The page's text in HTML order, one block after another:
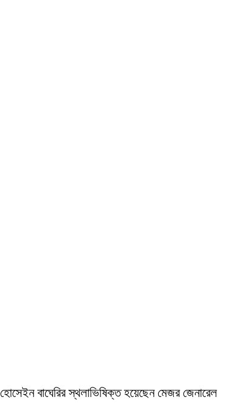
বাঘেরির স্থলাভিষিক্ত হয়েছেন মেজর জেনারেল